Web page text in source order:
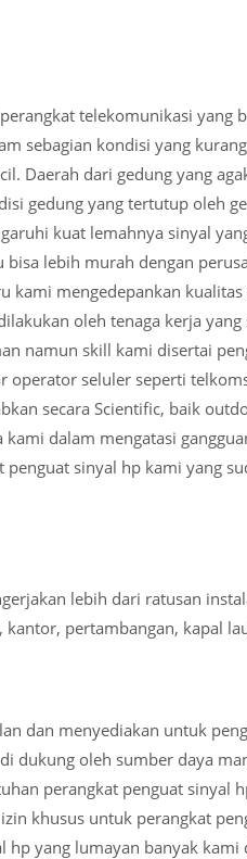
telekomunikasi
sebagian kondisi yang
Daerah dari gedung yang
gedung yang tertutup oleh
kuat lemahnya sinyal
bisa lebih murah dengan
kami mengedepankan
oleh tenaga kerja
namun skill kami disertai
operator seluler seperti
secara Scientific, baik
dalam mengatasi
penguat sinyal hp kami yang
lebih dari ratusan
pertambangan, kapal
dan menyediakan untuk
dukung oleh sumber daya
perangkat penguat sinyal
khusus untuk perangkat
hp yang lumayan banyak